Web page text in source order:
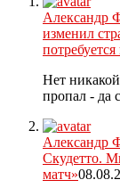
Александр
изменил
Нет никакой
пропал - да
Александр
Скудетто.
матч»